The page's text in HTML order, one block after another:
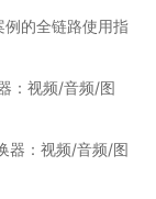
的全链路使用指
：视频/音频/图
器：视频/音频/图